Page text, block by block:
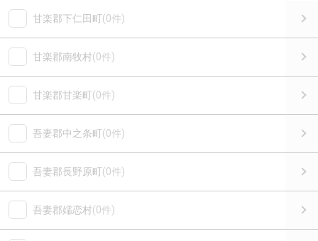
甘楽郡下仁田町(0件)
甘楽郡南牧村(0件)
甘楽郡甘楽町(0件)
吾妻郡中之条町(0件)
吾妻郡長野原町(0件)
吾妻郡嬬恋村(0件)